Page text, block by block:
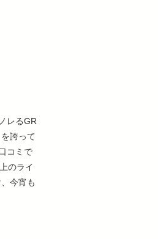
レるGR
誇って
コミで
のライ
今宵も